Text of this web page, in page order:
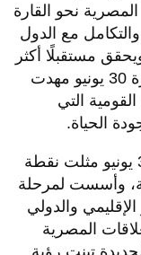
نحو القارة
مع الدول
مستقبلًا أكثر
ازدهارًا لشعوب القارة، لافتًا إلى أن ثورة 30 يونيو مهدت
التي
الحياة.
وأكد المتحدثون خلال الندوة أن ثورة 30 يونيو مثلت نقطة
وأسست لمرحلة
والدولي
المصرية